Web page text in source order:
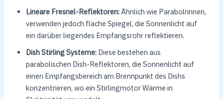
Lineare Fresnel-Reflektoren:Ähnlich wie Parabolrinnen,
verwenden jedoch flache Spiegel, die Sonnenlicht auf
ein darüber liegendes Empfangsrohr reflektieren.
Dish Stirling Systeme:Diese bestehen aus
parabolischen Dish-Reflektoren, die Sonnenlicht auf
einen Empfangsbereich am Brennpunkt des Dishs
konzentrieren, wo ein Stirlingmotor Wärme in